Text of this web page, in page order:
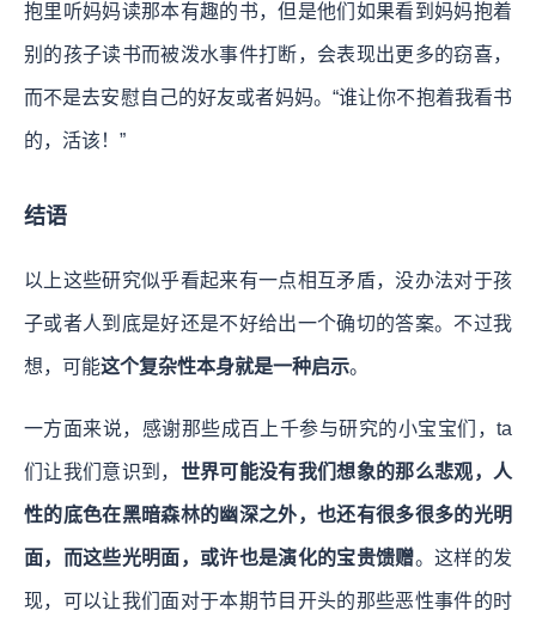
抱里听妈妈读那本有趣的书，但是他们如果看到妈妈抱着
别的孩子读书而被泼水事件打断，会表现出更多的窃喜，
而不是去安慰自己的好友或者妈妈。“谁让你不抱着我看书
的，活该！”
结语
以上这些研究似乎看起来有一点相互矛盾，没办法对于孩
子或者人到底是好还是不好给出一个确切的答案。不过我
想，可能这个复杂性本身就是一种启示。
一方面来说，感谢那些成百上千参与研究的小宝宝们，ta
们让我们意识到， 世界可能没有我们想象的那么悲观，人
性的底色在黑暗森林的幽深之外，也还有很多很多的光明
面，而这些光明面，或许也是演化的宝贵馈赠。这样的发
现，可以让我们面对于本期节目开头的那些恶性事件的时